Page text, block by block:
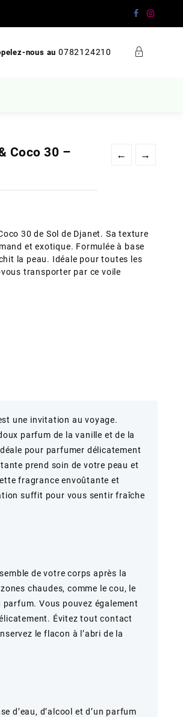
nous au 0782124210
← →
Coco 30 –
30 de Sol de Djanet. Sa texture
et exotique. Formulée à base
la peau. Idéale pour toutes les
transporter par ce voile
une invitation au voyage.
parfum de la vanille et de la
pour parfumer délicatement
prend soin de votre peau et
fragrance envoûtante et
suffit pour vous sentir fraîche
de votre corps après la
chaudes, comme le cou, le
Vous pouvez également
Évitez tout contact
le flacon à l’abri de la
d’eau, d’alcool et d’un parfum